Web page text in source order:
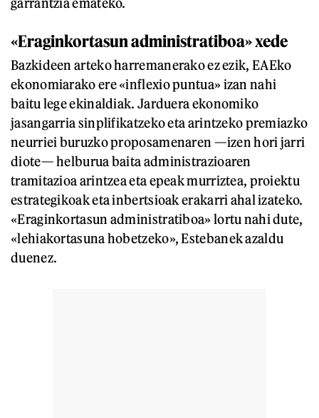
«Eraginkortasun administratiboa» xede
Bazkideen arteko harremanerako ez ezik, EAEko
ekonomiarako ere «inflexio puntua» izan nahi
baitu lege ekinaldiak. Jarduera ekonomiko
jasangarria sinplifikatzeko eta arintzeko premiazko
neurriei buruzko proposamenaren —izen hori jarri
diote— helburua baita administrazioaren
tramitazioa arintzea eta epeak murriztea, proiektu
estrategikoak eta inbertsioak erakarri ahal izateko.
«Eraginkortasun administratiboa» lortu nahi dute,
«lehiakortasuna hobetzeko», Estebanek azaldu
duenez.